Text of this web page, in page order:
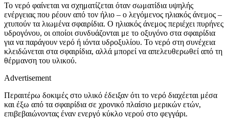
Το νερό φαίνεται να σχηματίζεται όταν σωματίδια υψηλής
ενέργειας που ρέουν από τον ήλιο – ο λεγόμενος ηλιακός άνεμος –
χτυπούν τα λιωμένα σφαιρίδια. Ο ηλιακός άνεμος περιέχει πυρήνες
υδρογόνου, οι οποίοι συνδυάζονται με το οξυγόνο στα σφαιρίδια
για να παράγουν νερό ή ιόντα υδροξυλίου. Το νερό στη συνέχεια
κλειδώνεται στα σφαιρίδια, αλλά μπορεί να απελευθερωθεί από τη
θέρμανση του υλικού.
Advertisement
Περαιτέρω δοκιμές στο υλικό έδειξαν ότι το νερό διαχέεται μέσα
και έξω από τα σφαιρίδια σε χρονικό πλαίσιο μερικών ετών,
επιβεβαιώνοντας έναν ενεργό κύκλο νερού στο φεγγάρι.